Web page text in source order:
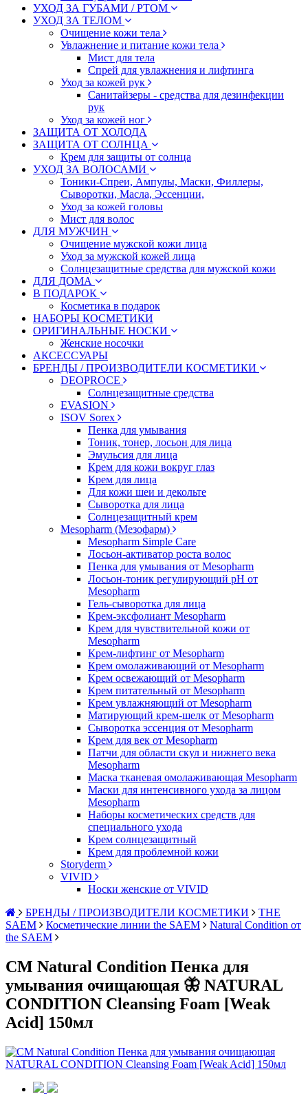
УХОД ЗА ГУБАМИ / РТОМ
УХОД ЗА ТЕЛОМ
Очищение кожи тела
Увлажнение и питание кожи тела
Мист для тела
Спрей для увлажнения и лифтинга
Уход за кожей рук
Санитайзеры - средства для дезинфекции
рук
Уход за кожей ног
ЗАЩИТА ОТ ХОЛОДА
ЗАЩИТА ОТ СОЛНЦА
Крем для защиты от солнца
УХОД ЗА ВОЛОСАМИ
Тоники-Спреи, Ампулы, Маски, Филлеры,
Сыворотки, Масла, Эссенции,
Уход за кожей головы
Мист для волос
ДЛЯ МУЖЧИН
Очищение мужской кожи лица
Уход за мужской кожей лица
Солнцезащитные средства для мужской кожи
ДЛЯ ДОМА
В ПОДАРОК
Косметика в подарок
НАБОРЫ КОСМЕТИКИ
ОРИГИНАЛЬНЫЕ НОСКИ
Женские носочки
АКСЕССУАРЫ
БРЕНДЫ / ПРОИЗВОДИТЕЛИ КОСМЕТИКИ
DEOPROCE
Солнцезащитные средства
EVASION
ISOV Sorex
Пенка для умывания
Тоник, тонер, лосьон для лица
Эмульсия для лица
Крем для кожи вокруг глаз
Крем для лица
Для кожи шеи и декольте
Сыворотка для лица
Солнцезащитный крем
Mesopharm (Мезофарм)
Mesopharm Simple Care
Лосьон-активатор роста волос
Пенка для умывания от Mesopharm
Лосьон-тоник регулирующий рН от
Mesopharm
Гель-сыворотка для лица
Крем-эксфолиант Mesopharm
Крем для чувствительной кожи от
Mesopharm
Крем-лифтинг от Mesopharm
Крем омолаживающий от Mesopharm
Крем освежающий от Mesopharm
Крем питательный от Mesopharm
Крем увлажняющий от Mesopharm
Матирующий крем-шелк от Mesopharm
Сыворотка эссенция от Mesopharm
Крем для век от Mesopharm
Патчи для области скул и нижнего века
Mesopharm
Маска тканевая омолаживающая Mesopharm
Маски для интенсивного ухода за лицом
Mesopharm
Наборы косметических средств для
специального ухода
Крем солнцезащитный
Крем для проблемной кожи
Storyderm
VIVID
Носки женские от VIVID
БРЕНДЫ / ПРОИЗВОДИТЕЛИ КОСМЕТИКИ
THE
SAEM
Косметические линии the SAEM
Natural Condition от
the SAEM
СМ Natural Condition Пенка для
умывания очищающая 🦋 NATURAL
CONDITION Cleansing Foam [Weak
Acid] 150мл